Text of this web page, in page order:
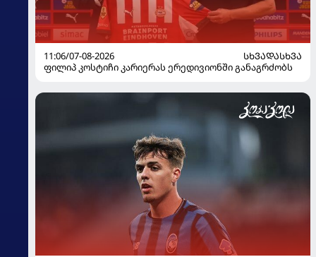
11:06/07-08-2026
ᲡᲮᲕᲐᲓᲐᲡᲮᲕᲐ
ფილიპ კოსტიჩი კარიერას ერედივიონში განაგრძობს